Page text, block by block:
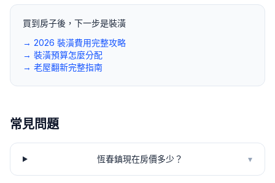
買到房子後，下一步是裝潢
→ 2026 裝潢費用完整攻略
→ 裝潢預算怎麼分配
→ 老屋翻新完整指南
常見問題
恆春鎮現在房價多少？ ▾